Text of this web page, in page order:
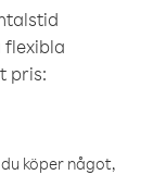
flexibla
pris:
köper något,